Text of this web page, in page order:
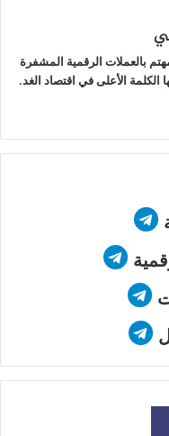
بالعملات الرقمية المشفرة
الكلمة الأعلى في اقتصاد الغد.